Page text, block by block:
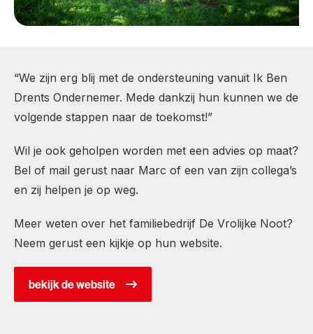
“We zijn erg blij met de ondersteuning vanuit Ik Ben
Drents Ondernemer. Mede dankzij hun kunnen we de
volgende stappen naar de toekomst!”
Wil je ook geholpen worden met een advies op maat?
Bel of mail gerust naar Marc of een van zijn collega’s
en zij helpen je op weg.
Meer weten over het familiebedrijf De Vrolijke Noot?
Neem gerust een kijkje op hun website.
bekijk de website